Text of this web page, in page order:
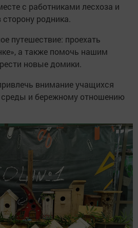
с работниками лесхоза и
родника.
путешествие: проехать
а также помочь нашим
новые домики.
внимание учащихся
и бережному отношению